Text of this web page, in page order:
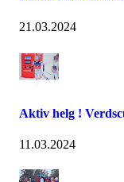
21.03.2024
Aktiv helg !
11.03.2024